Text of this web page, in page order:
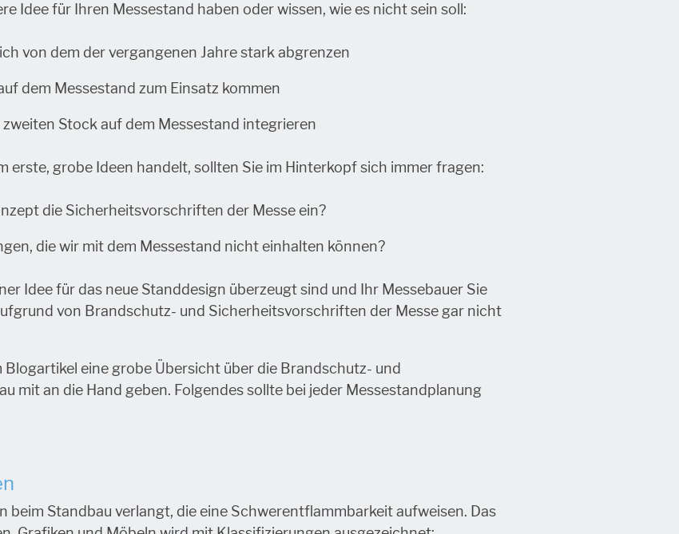
Idee für Ihren Messestand haben oder wissen, wie es nicht sein soll:
von dem der vergangenen Jahre stark abgrenzen
dem Messestand zum Einsatz kommen
Stock auf dem Messestand integrieren
erste, grobe Ideen handelt, sollten Sie im Hinterkopf sich immer fragen:
die Sicherheitsvorschriften der Messe ein?
die wir mit dem Messestand nicht einhalten können?
Idee für das neue Standdesign überzeugt sind und Ihr Messebauer Sie
von Brandschutz- und Sicherheitsvorschriften der Messe gar nicht
eine grobe Übersicht über die Brandschutz- und
mit an die Hand geben. Folgendes sollte bei jeder Messestandplanung
beim Standbau verlangt, die eine Schwerentflammbarkeit aufweisen. Das